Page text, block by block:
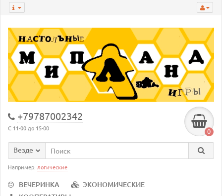
+79787002342
С 11-00 до 15-00 0
Везде
Например: логические
ВЕЧЕРИНКА
ЭКОНОМИЧЕСКИЕ